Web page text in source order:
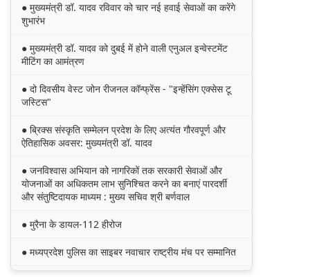
● मुख्यमंत्री डॉ. यादव रविवार को चार नई हवाई सेवाओं का करेंगे
शुभारंभ
● मुख्यमंत्री डॉ. यादव को दुबई में होने वाली एनुअल इन्वेस्टमेंट
मीटिंग का आमंत्रण
● दो दिवसीय वेस्ट जोन रीजनल कॉन्फ्रेंस - "इन्हेंसिंग एक्सेस टू
जस्टिस"
● ब्रिक्स संस्कृति सम्मेलन प्रदेश के लिए अत्यंत गौरवपूर्ण और
ऐतिहासिक अवसर: मुख्यमंत्री डॉ. यादव
● जनविश्वास अभियान को नागरिकों तक सरकारी सेवाओं और
योजनाओं का अधिकतम लाभ सुनिश्चित करने का बनाएं पारदर्शी
और संतुष्टिदायक माध्यम : मुख्य सचिव श्री बर्णवाल
● मुरैना के डायल-112 हीरोज
● मध्यप्रदेश पुलिस का साइबर नवाचार राष्ट्रीय मंच पर सम्मानित